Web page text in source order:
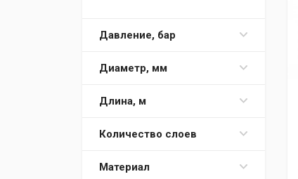
Шланги поливочные Parol
Шланги поливочные
Stocker
Давление, бар
Диаметр, мм
Длина, м
Количество слоев
Материал